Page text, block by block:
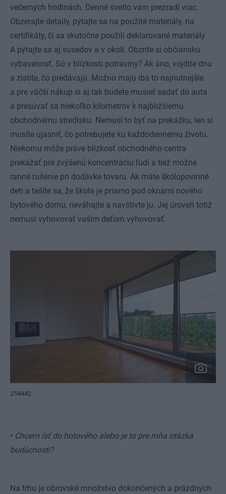
večerných hodinách. Denné svetlo vám prezradí viac.
Obzerajte detaily, pýtajte sa na použité materiály, na
certifikáty, či sa skutočne použili deklarované materiály.
A pýtajte sa aj susedov a v okolí. Obzrite si občiansku
vybavenosť. Sú v blízkosti potraviny? Ak áno, vojdite dnu
a zistite, čo predávajú. Možno majú iba to najnutnejšie
a pre väčší nákup si aj tak budete musieť sadať do auta
a presúvať sa niekoľko kilometrov k najbližšiemu
obchodnému stredisku. Nemusí to byť na prekážku, len si
musíte ujasniť, čo potrebujete ku každodennému životu.
Niekomu môže práve blízkosť obchodného centra
prekážať pre zvýšenú koncentráciu ľudí a tiež možné
ranné rušenie pri dodávke tovaru. Ak máte školopovinné
deti a tešíte sa, že škola je priamo pod oknami nového
bytového domu, neváhajte a navštívte ju. Jej úroveň totiž
nemusí vyhovovať vašim deťom vyhovovať.
254442
• Chcem ísť do hotového alebo je to pre mňa otázka
budúcnosti?
Na trhu je obrovské množstvo dokončených a prázdnych